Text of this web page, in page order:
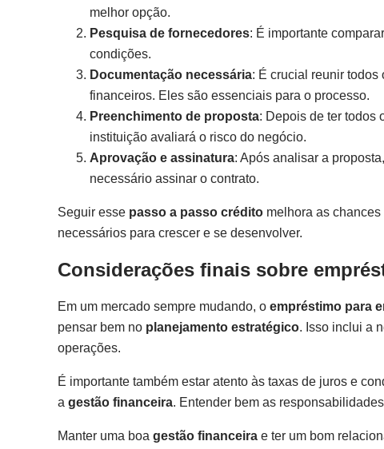
melhor opção.
Pesquisa de fornecedores: É importante
condições.
Documentação necessária: É crucial reunir
financeiros. Eles são essenciais para o processo.
Preenchimento de proposta: Depois de ter todos
instituição avaliará o risco do negócio.
Aprovação e assinatura: Após analisar a
necessário assinar o contrato.
Seguir esse passo a passo crédito melhora as
necessários para crescer e se desenvolver.
Considerações finais sobre
Em um mercado sempre mudando, o empréstimo para
pensar bem no planejamento estratégico. Isso inclui a
operações.
É importante também estar atento às taxas de juros e
a gestão financeira. Entender bem as
Manter uma boa gestão financeira e ter um bom